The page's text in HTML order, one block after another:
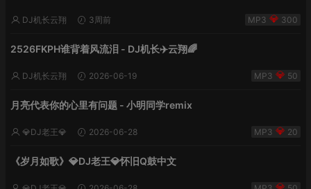
DJ机长云翔 3周前 300
2526FKPH谁背着风流泪 - DJ机长✈️云翔🌈
DJ机长云翔 2026-06-19 50
月亮代表你的心里有问题 - 小明同学remix
💎DJ老王💎 2026-06-28 20
《岁月如歌》💎DJ老王💎怀旧Q鼓中文